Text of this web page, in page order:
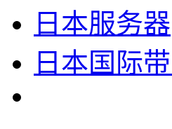
日本服务器
日本国际